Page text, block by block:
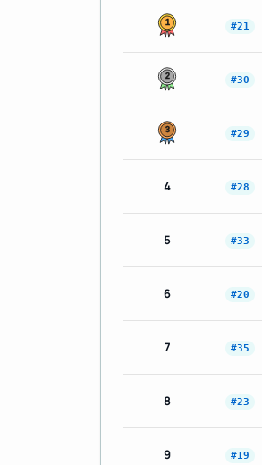
#21
#30
#29
4 #28
5 #33
6 #20
7 #35
8 #23
9 #19